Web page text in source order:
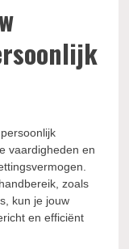
vaardigheden en
zoals
kun je jouw
en efficiënt